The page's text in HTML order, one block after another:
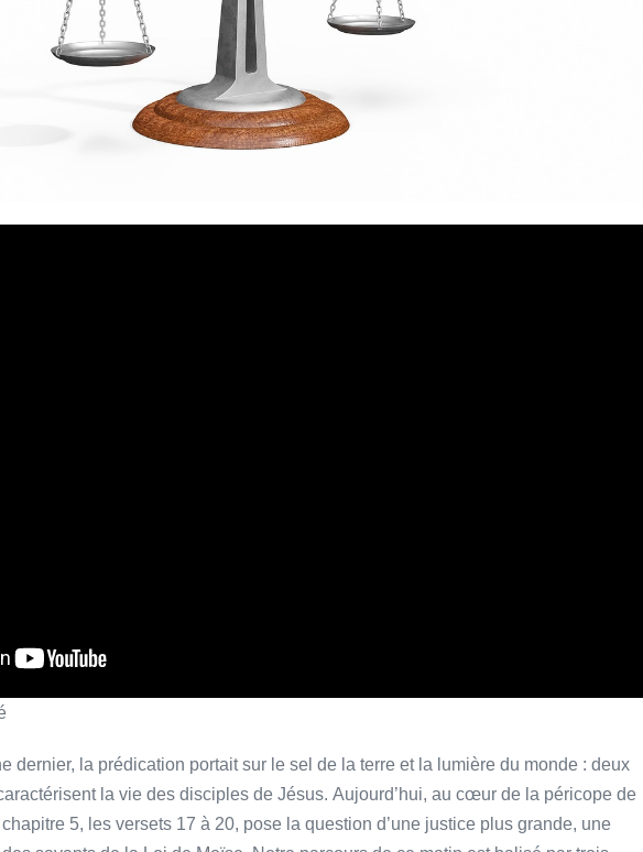
dernier, la prédication portait sur le sel de la terre et la lumière du monde : deux
la vie des disciples de Jésus. Aujourd’hui, au cœur de la péricope de
5, les versets 17 à 20, pose la question d’une justice plus grande, une